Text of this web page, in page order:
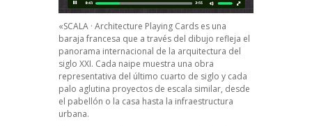
«SCALA · Architecture Playing Cards es una
baraja francesa que a través del dibujo refleja el
panorama internacional de la arquitectura del
siglo XXI. Cada naipe muestra una obra
representativa del último cuarto de siglo y cada
palo aglutina proyectos de escala similar, desde
el pabellón o la casa hasta la infraestructura
urbana.